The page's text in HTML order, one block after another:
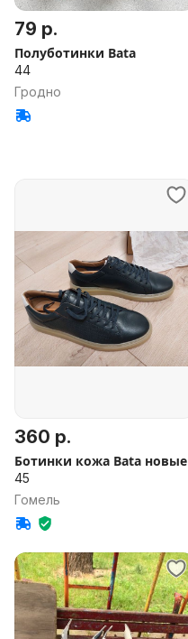
79 р.
Полуботинки Bata
44
Гродно
360 р.
Ботинки кожа Bata новые
45
Гомель